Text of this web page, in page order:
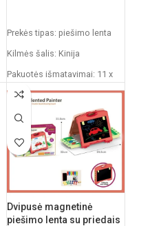
Prekės tipas: piešimo lenta
Kilmės šalis: Kinija
Pakuotės išmatavimai: 11 x
43 x 50 cm
Produkto išmatavimai: 30 x
49 x 67 cm
Rekomenduojamas amžius:
nuo 3 metų
Dvipusė magnetinė
piešimo lenta su priedais